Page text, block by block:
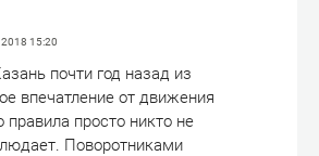
15:20
почти год назад из
впечатление от движения
правила просто никто не
Поворотниками